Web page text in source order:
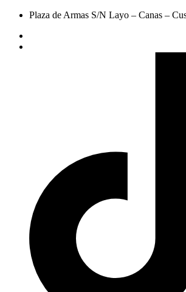
Plaza de Armas S/N Layo – Canas –